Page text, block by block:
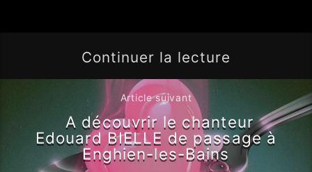
Continuer la lecture
Article suivant
A découvrir le chanteur
Edouard BIELLE de passage à
Enghien-les-Bains